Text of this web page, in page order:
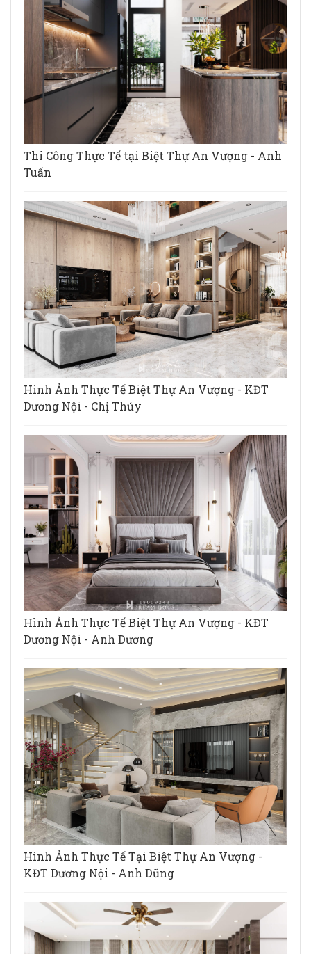
Thi Công Thực Tế tại Biệt Thự An Vượng - Anh
Tuấn
Hình Ảnh Thực Tế Biệt Thự An Vượng - KĐT
Dương Nội - Chị Thủy
Hình Ảnh Thực Tế Biệt Thự An Vượng - KĐT
Dương Nội - Anh Dương
Hình Ảnh Thực Tế Tại Biệt Thự An Vượng -
KĐT Dương Nội - Anh Dũng